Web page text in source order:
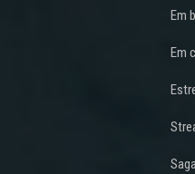
Em
Em